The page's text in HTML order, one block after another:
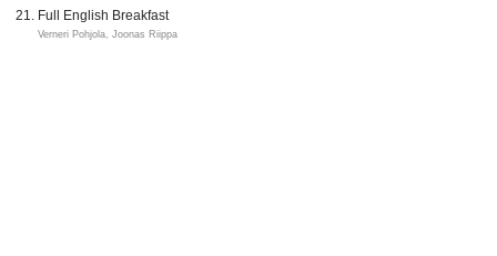
Full English Breakfast
Verneri Pohjola, Joonas Riippa